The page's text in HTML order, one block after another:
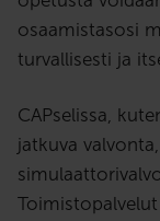
osaamistasosi
turvallisesti ja
CAPselissa,
jatkuva